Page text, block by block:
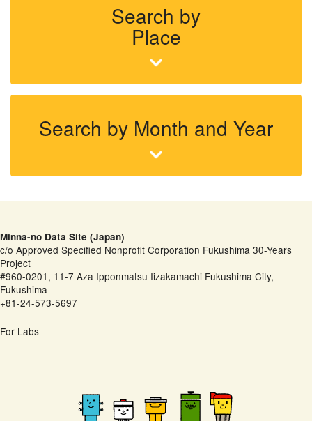
Search by
Place
Search by Month and Year
Minna-no Data Site (Japan)
c/o Approved Specified Nonprofit Corporation Fukushima 30-Years
Project
#960-0201, 11-7 Aza Ipponmatsu Iizakamachi Fukushima City,
Fukushima
+81-24-573-5697
For Labs